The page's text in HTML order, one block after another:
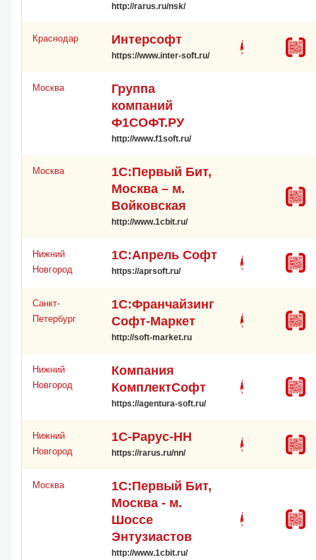
http://rarus.ru/nsk/
Краснодар Интерсофт
https://www.inter-soft.ru/
Москва
Группа
компаний
Ф1СОФТ.РУ
http://www.f1soft.ru/
Москва
1С:Первый Бит,
Москва – м.
Войковская
http://www.1cbit.ru/
Нижний
Новгород
1С:Апрель Софт
https://aprsoft.ru/
Санкт-
Петербург
1С:Франчайзинг
Софт-Маркет
http://soft-market.ru
Нижний
Новгород
Компания
КомплектСофт
https://agentura-soft.ru/
Нижний
Новгород
1С-Рарус-НН
https://rarus.ru/nn/
Москва
1С:Первый Бит,
Москва - м.
Шоссе
Энтузиастов
http://www.1cbit.ru/